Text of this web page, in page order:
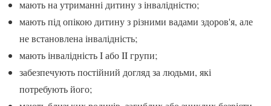
мають на утриманні дитину з інвалідністю;
мають під опікою дитину з різними вадами здоров'я, але
не встановлена інвалідність;
мають інвалідність I або II групи;
забезпечують постійний догляд за людьми, які
потребують його;